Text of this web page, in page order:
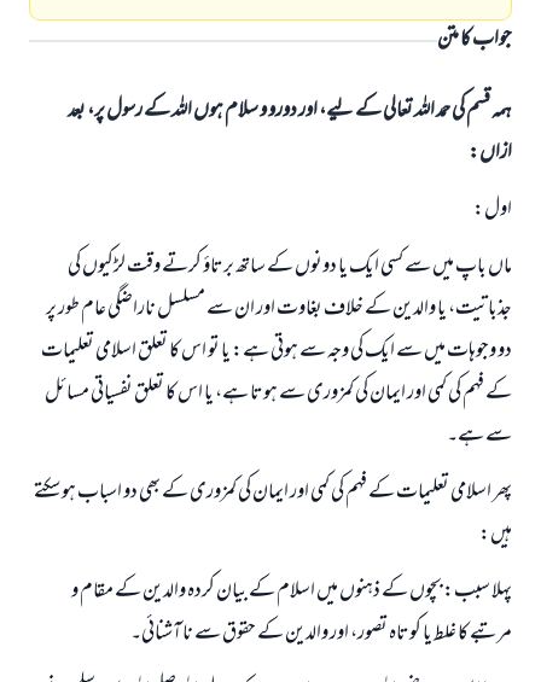
جواب کا متن
ہمہ قسم کی حمد اللہ تعالی کے لیے، اور دورو و سلام ہوں اللہ کے رسول پر، بعد
ازاں:
اول:
ماں باپ میں سے کسی ایک یا دونوں کے ساتھ برتاؤ کرتے وقت لڑکیوں کی
جذباتیت، یا والدین کے خلاف بغاوت اور ان سے مسلسل ناراضگی عام طور پر
دو وجوہات میں سے ایک کی وجہ سے ہوتی ہے: یا تو اس کا تعلق اسلامی تعلیمات
کے فہم کی کمی اور ایمان کی کمزوری سے ہوتا ہے، یا اس کا تعلق نفسیاتی مسائل
سے ہے۔
پھر اسلامی تعلیمات کے فہم کی کمی اور ایمان کی کمزوری کے بھی دو اسباب ہو سکتے
ہیں:
پہلا سبب: بچوں کے ذہنوں میں اسلام کے بیان کردہ والدین کے مقام و
مرتبے کا غلط یا کوتاہ تصور، اور والدین کے حقوق سے نا آشنائی۔